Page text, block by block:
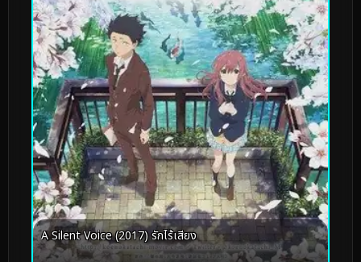
A Silent Voice (2017) รักไร้เสียง